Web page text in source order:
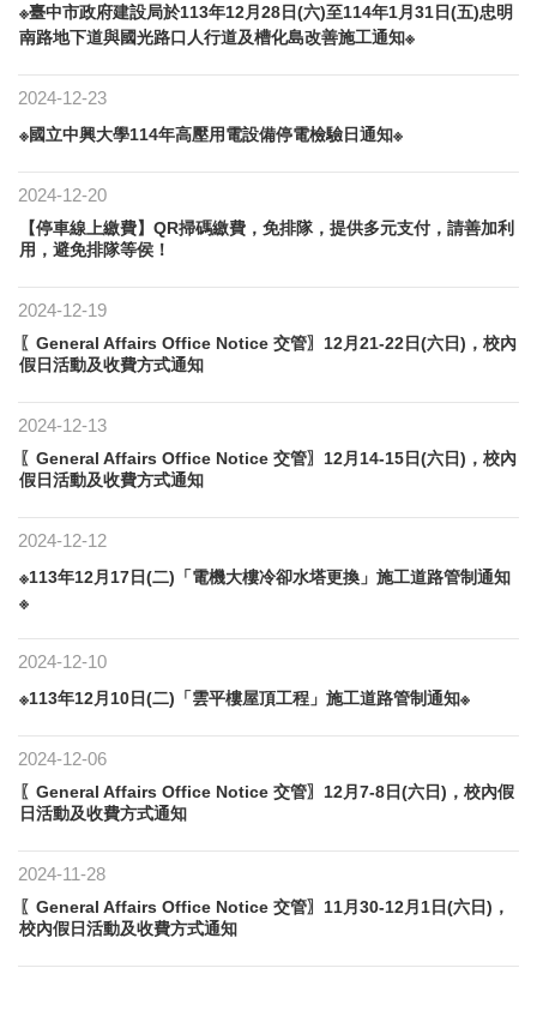
※臺中市政府建設局於113年12月28日(六)至114年1月31日(五)忠明
南路地下道與國光路口人行道及槽化島改善施工通知※
2024-12-23
※國立中興大學114年高壓用電設備停電檢驗日通知※
2024-12-20
【停車線上繳費】QR掃碼繳費，免排隊，提供多元支付，請善加利
用，避免排隊等侯！
2024-12-19
〖General Affairs Office Notice 交管〗12月21-22日(六日)，校內
假日活動及收費方式通知
2024-12-13
〖General Affairs Office Notice 交管〗12月14-15日(六日)，校內
假日活動及收費方式通知
2024-12-12
※113年12月17日(二)「電機大樓冷卻水塔更換」施工道路管制通知
※
2024-12-10
※113年12月10日(二)「雲平樓屋頂工程」施工道路管制通知※
2024-12-06
〖General Affairs Office Notice 交管〗12月7-8日(六日)，校內假
日活動及收費方式通知
2024-11-28
〖General Affairs Office Notice 交管〗11月30-12月1日(六日)，
校內假日活動及收費方式通知